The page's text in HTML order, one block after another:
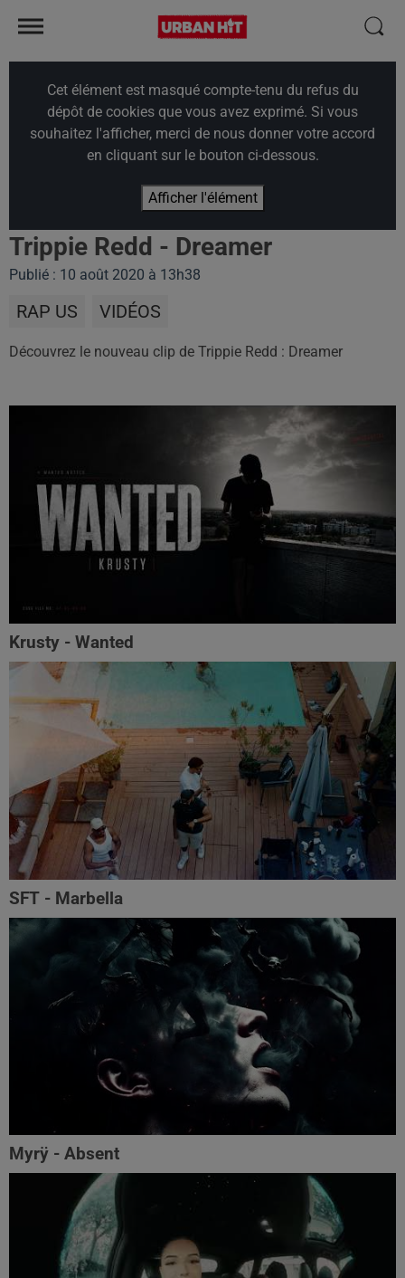
Cet élément est masqué compte-tenu du refus du
dépôt de cookies que vous avez exprimé. Si vous
souhaitez l'afficher, merci de nous donner votre accord
en cliquant sur le bouton ci-dessous.
Afficher l'élément
Trippie Redd - Dreamer
Publié : 10 août 2020 à 13h38
RAP US VIDÉOS
Découvrez le nouveau clip de Trippie Redd : Dreamer
Krusty - Wanted
SFT - Marbella
Myrÿ - Absent